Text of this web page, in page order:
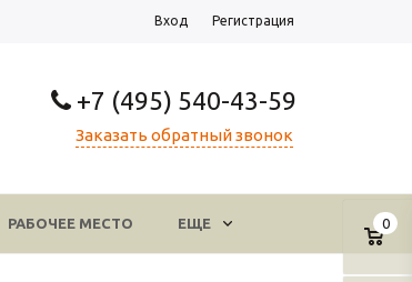
Вход Регистрация
+7 (495) 540-43-59
Заказать обратный звонок
0
РАБОЧЕЕ МЕСТО ЕЩЕ